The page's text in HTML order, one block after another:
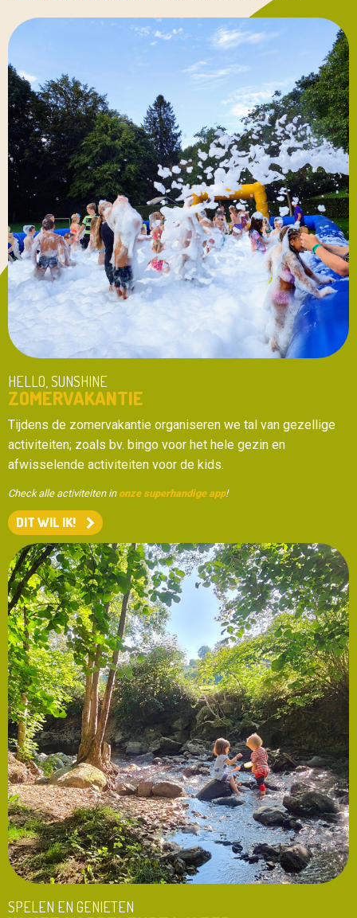
HELLO, SUNSHINE
ZOMERVAKANTIE
Tijdens de zomervakantie organiseren we tal van gezellige
activiteiten; zoals bv. bingo voor het hele gezin en
afwisselende activiteiten voor de kids.
Check alle activiteiten in onze superhandige app!
DIT WIL IK!
SPELEN EN GENIETEN